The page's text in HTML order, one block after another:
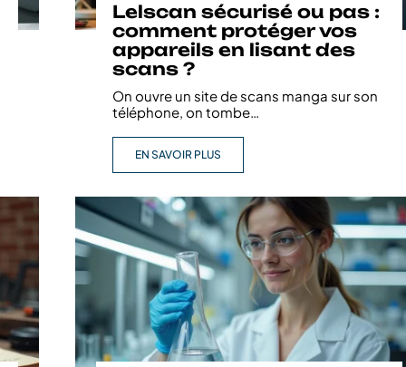
Lelscan sécurisé ou pas :
comment protéger vos
appareils en lisant des
scans ?
On ouvre un site de scans manga sur son
téléphone, on tombe…
EN SAVOIR PLUS